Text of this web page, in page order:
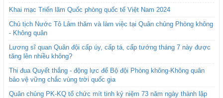
Khai mạc Triển lãm Quốc phòng quốc tế Việt Nam 2024
Chủ tịch Nước Tô Lâm thăm và làm việc tại Quân chủng Phòng không
- Không quân
Lương sĩ quan Quân đội cấp úy, cấp tá, cấp tướng tháng 7 này được
tăng lên nhiều không?
Thi đua Quyết thắng - động lực để Bộ đội Phòng không-Không quân
bảo vệ vững chắc vùng trời quốc gia
Quân chủng PK-KQ tổ chức mít tinh kỷ niệm 73 năm ngày thành lập